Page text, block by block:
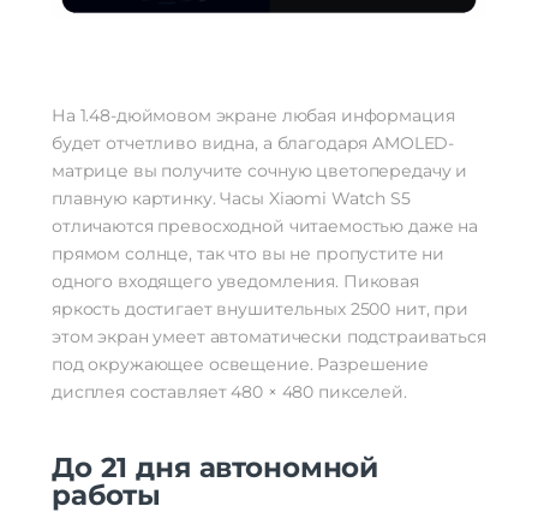
На 1.48-дюймовом экране любая информация
будет отчетливо видна, а благодаря AMOLED-
матрице вы получите сочную цветопередачу и
плавную картинку. Часы Xiaomi Watch S5
отличаются превосходной читаемостью даже на
прямом солнце, так что вы не пропустите ни
одного входящего уведомления. Пиковая
яркость достигает внушительных 2500 нит, при
этом экран умеет автоматически подстраиваться
под окружающее освещение. Разрешение
дисплея составляет 480 × 480 пикселей.
До 21 дня автономной
работы